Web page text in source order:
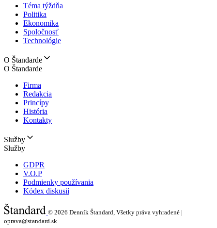
Téma týždňa
Politika
Ekonomika
Spoločnosť
Technológie
O Štandarde
O Štandarde
Firma
Redakcia
Princípy
História
Kontakty
Služby
Služby
GDPR
V.O.P
Podmienky používania
Kódex diskusií
© 2026 Denník Štandard, Všetky práva vyhradené |
oprava@standard.sk